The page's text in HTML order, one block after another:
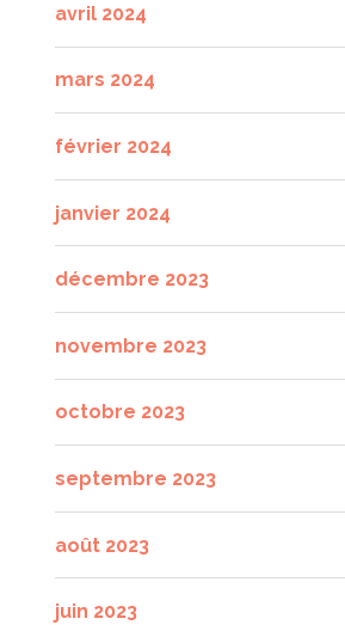
avril 2024
mars 2024
février 2024
janvier 2024
décembre 2023
novembre 2023
octobre 2023
septembre 2023
août 2023
juin 2023